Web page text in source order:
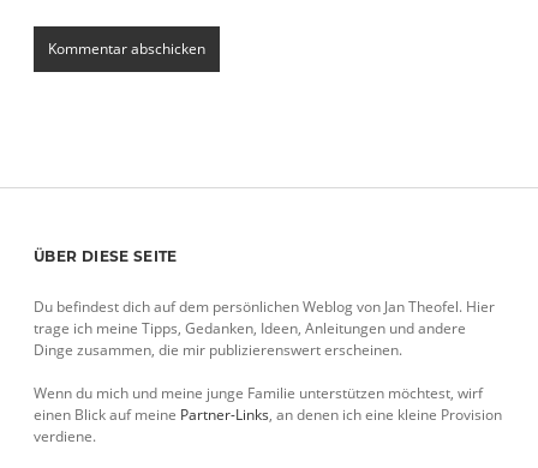
Sidebar
ÜBER DIESE SEITE
Du befindest dich auf dem persönlichen Weblog von Jan Theofel. Hier
trage ich meine Tipps, Gedanken, Ideen, Anleitungen und andere
Dinge zusammen, die mir publizierenswert erscheinen.
Wenn du mich und meine junge Familie unterstützen möchtest, wirf
einen Blick auf meine Partner-Links, an denen ich eine kleine Provision
verdiene.